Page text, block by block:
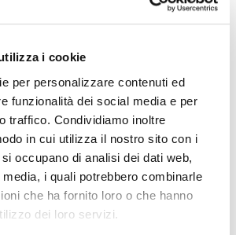
i cookie
per personalizzare contenuti ed
funzionalità dei social media e per
traffico. Condividiamo inoltre
in cui utilizza il nostro sito con i
occupano di analisi dei dati web,
i quali potrebbero combinarle
che ha fornito loro o che hanno
dei loro servizi.